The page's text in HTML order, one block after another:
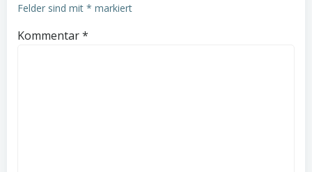
Felder sind mit * markiert
Kommentar*